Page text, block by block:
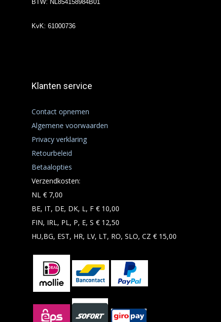
BTW: NL854158984B01
KvK: 61000736
Klanten service
Contact opnemen
Algemene voorwaarden
Privacy verklaring
Retourbeleid
Betaalopties
Verzendkosten:
NL € 7,00
BE, IT, DE, DK, L, F € 10,00
FIN, IRL, PL, P, E, S € 12,50
HU,BG, EST, HR, LV, LT, RO, SLO, CZ € 15,00